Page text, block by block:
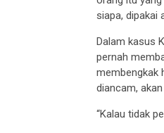
siapa, dipakai
Dalam kasus
pernah
membengkak
diancam,
“Kalau tidak